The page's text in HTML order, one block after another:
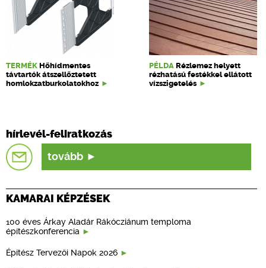
TERMÉK Hőhídmentes
távtartók átszellőztetett
homlokzatburkolatokhoz
PÉLDA Rézlemez helyett
rézhatású festékkel ellátott
vízszigetelés
hírlevél-feliratkozás
tovább
KAMARAI KÉPZÉSEK
100 éves Árkay Aladár Rákócziánum temploma
építészkonferencia
Építész Tervezői Napok 2026